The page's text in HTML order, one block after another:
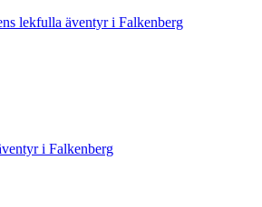
lekfulla äventyr i Falkenberg
i Falkenberg